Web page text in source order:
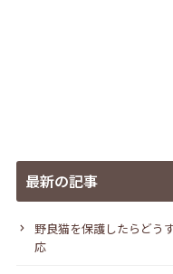
最新の記事
野良猫を保護したらどう
応